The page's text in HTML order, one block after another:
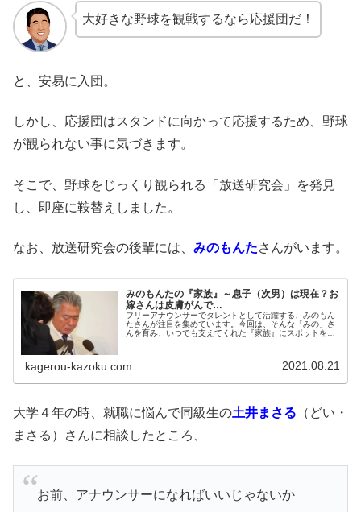
大好きな野球を観戦するなら応援団だ！
と、安易に入団。
しかし、応援団はスタンドに向かって応援するため、野球
が観られない事に気づきます。
そこで、野球をじっくり観られる「放送研究会」を発見
し、即座に鞍替えしました。
なお、放送研究会の後輩には、 みのもんたさんがいます。
みのもんたの『家族』～息子（次男）は現在？お
嫁さんは皮膚がんで…
フリーアナウンサーでタレントとして活躍する、みのもん
たさんが注目を集めています。今回は、そんな「みの」さ
んを育み、いつでも支えてくれた『家族』にスポットを当
kagerou-kazoku.com 2021.08.21
大学４年の時、就職に悩んで同級生の土井まさる （どい・
まさる）さんに相談したところ、
お前、アナウンサーになればいいじゃないか